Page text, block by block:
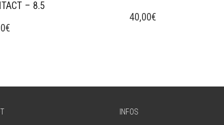
– 8.5
€
40,00€
INFOS